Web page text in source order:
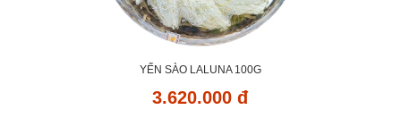
YẾN SÀO LALUNA 100G
3.620.000 đ